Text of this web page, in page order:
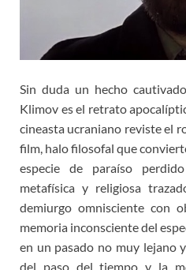
Sin duda un hecho
Klimov es el retrato
cineasta ucraniano reviste el
film, halo filosofal que
especie de paraíso
metafísica y religiosa
demiurgo omnisciente con
memoria inconsciente del
en un pasado no muy lejano
del paso del tiempo y la